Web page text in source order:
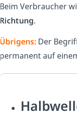
Beim Verbraucher
Richtung.
Übrigens: Der
permanent auf